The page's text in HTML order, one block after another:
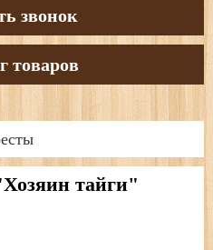
звонок
товаров
тайги"